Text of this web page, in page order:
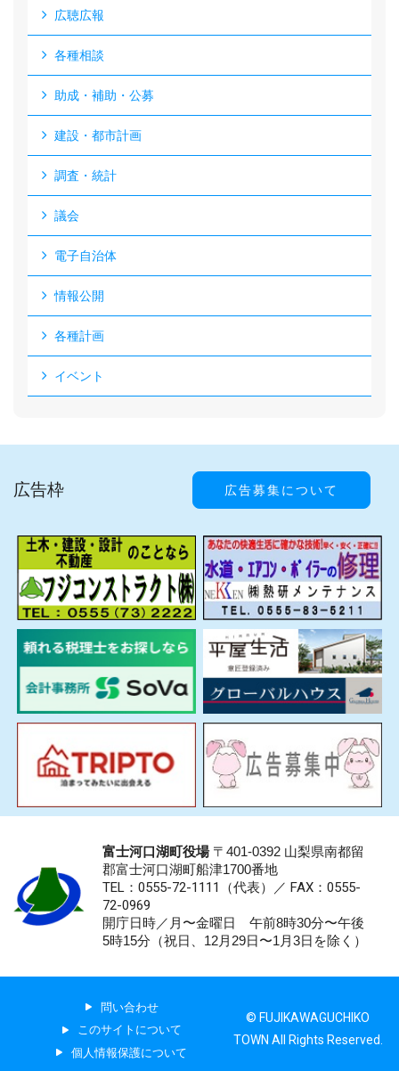
広聴広報
各種相談
助成・補助・公募
建設・都市計画
調査・統計
議会
電子自治体
情報公開
各種計画
イベント
広告枠 広告募集について
富士河口湖町役場〒401-0392 山梨県南都留
郡富士河口湖町船津1700番地
TEL：0555-72-1111 （代表）／ FAX：0555-
72-0969
開庁日時／月〜金曜日 午前8時30分〜午後
5時15分（祝日、12月29日〜1月3日を除く）
問い合わせ
このサイトについて
個人情報保護について
© FUJIKAWAGUCHIKO
TOWN All Rights Reserved.